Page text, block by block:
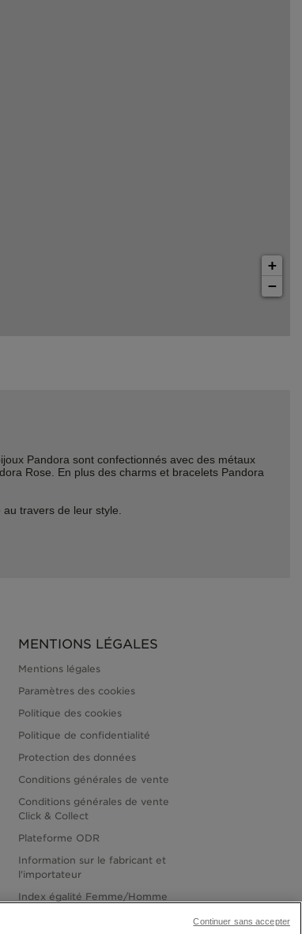
+
−
Pandora sont confectionnés avec des métaux
Rose. En plus des charms et bracelets Pandora
travers de leur style.
MENTIONS LÉGALES
Mentions légales
Paramètres des cookies
Politique des cookies
Politique de confidentialité
Protection des données
Conditions générales de vente
Conditions générales de vente
Click & Collect
Plateforme ODR
Information sur le fabricant et
l'importateur
Index égalité Femme/Homme
Continuer sans accepter